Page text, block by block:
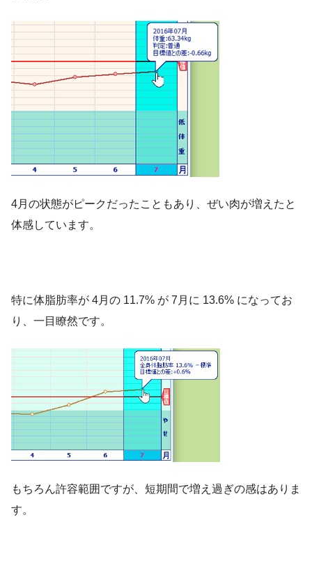
4月の状態がピークだったこともあり、ぜい肉が増えたと
体感しています。
特に体脂肪率が 4月の 11.7% が 7月に 13.6% になってお
り、一目瞭然です。
もちろん許容範囲ですが、短期間で増え過ぎの感はありま
す。